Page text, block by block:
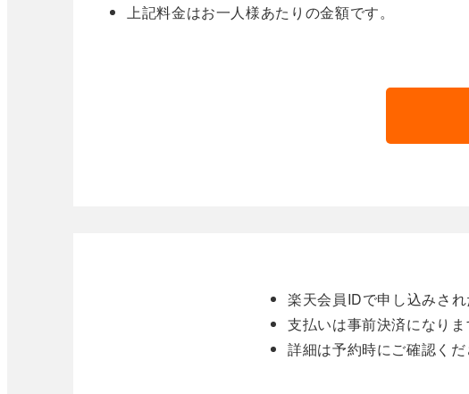
上記料金はお一人様あたりの金額です。
楽天会員IDで申し込みさ
支払いは事前決済になりま
詳細は予約時にご確認くだ